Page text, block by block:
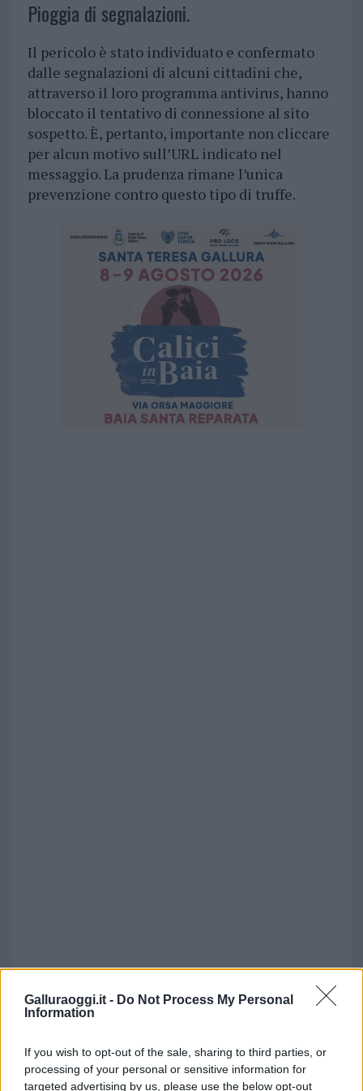
Galluraoggi.it - Do Not Process My Personal
Information
If you wish to opt-out of the sale, sharing to third parties, or
processing of your personal or sensitive information for
targeted advertising by us, please use the below opt-out
Pioggia di segnalazioni.
Il pericolo è stato individuato e confermato
dalle segnalazioni di alcuni cittadini che,
attraverso il loro programma antivirus, hanno
bloccato il tentativo di connessione al sito
sospetto. È, pertanto, importante non cliccare
per alcun motivo sull’URL indicato nel
messaggio. La prudenza rimane l’unica
prevenzione contro questo tipo di truffe.